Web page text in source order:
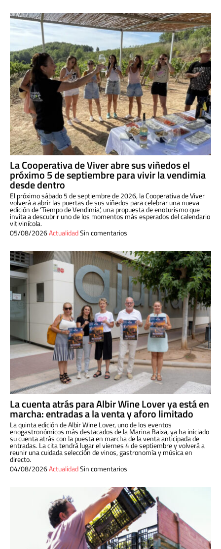
La Cooperativa de Viver abre sus viñedos el
próximo 5 de septiembre para vivir la vendimia
desde dentro
El próximo sábado 5 de septiembre de 2026, la Cooperativa de Viver
volverá a abrir las puertas de sus viñedos para celebrar una nueva
edición de ‘Tiempo de Vendimia’, una propuesta de enoturismo que
invita a descubrir uno de los momentos más esperados del calendario
vitivinícola.
05/08/2026ActualidadSin comentarios
La cuenta atrás para Albir Wine Lover ya está en
marcha: entradas a la venta y aforo limitado
La quinta edición de Albir Wine Lover, uno de los eventos
enogastronómicos más destacados de la Marina Baixa, ya ha iniciado
su cuenta atrás con la puesta en marcha de la venta anticipada de
entradas. La cita tendrá lugar el viernes 4 de septiembre y volverá a
reunir una cuidada selección de vinos, gastronomía y música en
directo.
04/08/2026ActualidadSin comentarios